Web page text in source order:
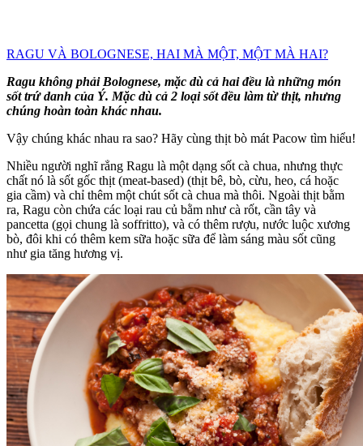
RAGU VÀ BOLOGNESE, HAI MÀ MỘT, MỘT MÀ HAI?
Ragu không phải Bolognese, mặc dù cả hai đều là những món
sốt trứ danh của Ý. Mặc dù cả 2 loại sốt đều làm từ thịt, nhưng
chúng hoàn toàn khác nhau.
Vậy chúng khác nhau ra sao? Hãy cùng thịt bò mát Pacow tìm hiểu!
Nhiều người nghĩ rẳng Ragu là một dạng sốt cà chua, nhưng thực
chất nó là sốt gốc thịt (meat-based) (thịt bê, bò, cừu, heo, cá hoặc
gia cầm) và chỉ thêm một chút sốt cà chua mà thôi. Ngoài thịt bằm
ra, Ragu còn chứa các loại rau củ bằm như cà rốt, cần tây và
pancetta (gọi chung là soffritto), và có thêm rượu, nước luộc xương
bò, đôi khi có thêm kem sữa hoặc sữa để làm sáng màu sốt cũng
như gia tăng hương vị.